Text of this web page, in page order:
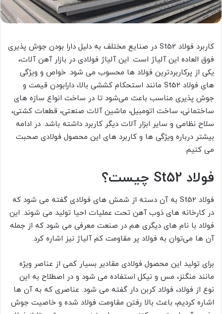
کاربرد فولاد St52 در صنایع مختلف به دلیل دارا بودن جوش پذیری
فوق العاده این آلیاژ است. این آلیاژ فولادی در بازار آهن آلات،
یکی از پرکاربردترین فولاد ها محسوب می شود. خواص و ویژگی
های فولاد St52 مانند استحکام کششی بالا، دارابودن قیمت و
جوش پذیری مناسب باعث می‌شود تا در ساخت انواع سازه های
ساختمانی، ساخت اتومبیل، ماشین آلات صنعتی، قطعات کشتی،
سلاح نظامی و سایر ابزار آلات دیگر کاربرد داشته باشد. در ادامه
بیشتر درباره ویژگی ها و کاربرد های این محصول فولادی صحبت
می کنیم.
فولاد St52 چیست؟
فولاد St52 به آن دسته از شمش های فولادی گفته می شود که
در کارخانه های ذوب آهن تحت عملیات احیا تولید می شوند. این
فولاد با نام های دیگری هم در صنعت معرفی می شود که از جمله
آن ها می‌توان به فولاد پر مقاومت کم آلیاژ نیز اشاره کرد.
برای تولید این محصول فولادی مقادیر بسیار کمی از عناصر ویژه
مانند منگنز، مس و نیکل استفاده می شود و در اصطلاح به این
نوع از فولاد، فولاد کربن دار گفته می شود. عناصری که به آن ها
اشاره کردیم، باعث بالا رفتن مقاومت فولاد شده و خاصیت جوش